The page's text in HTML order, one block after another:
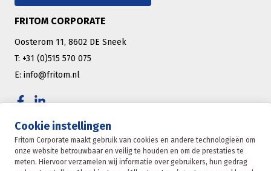
Cookie instellingen
Fritom Corporate maakt gebruik van cookies en andere technologieën om
onze website betrouwbaar en veilig te houden en om de prestaties te
meten. Hiervoor verzamelen wij informatie over gebruikers, hun gedrag
FRITOM CORPORATE
Oosterom 11, 8602 DE Sneek
T: +31 (0)515 570 075
E: info@fritom.nl
CERTIFICERINGEN